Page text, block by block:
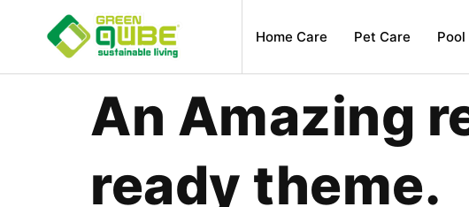
Home Care Pet Care Pool
An Amazing
ready theme.